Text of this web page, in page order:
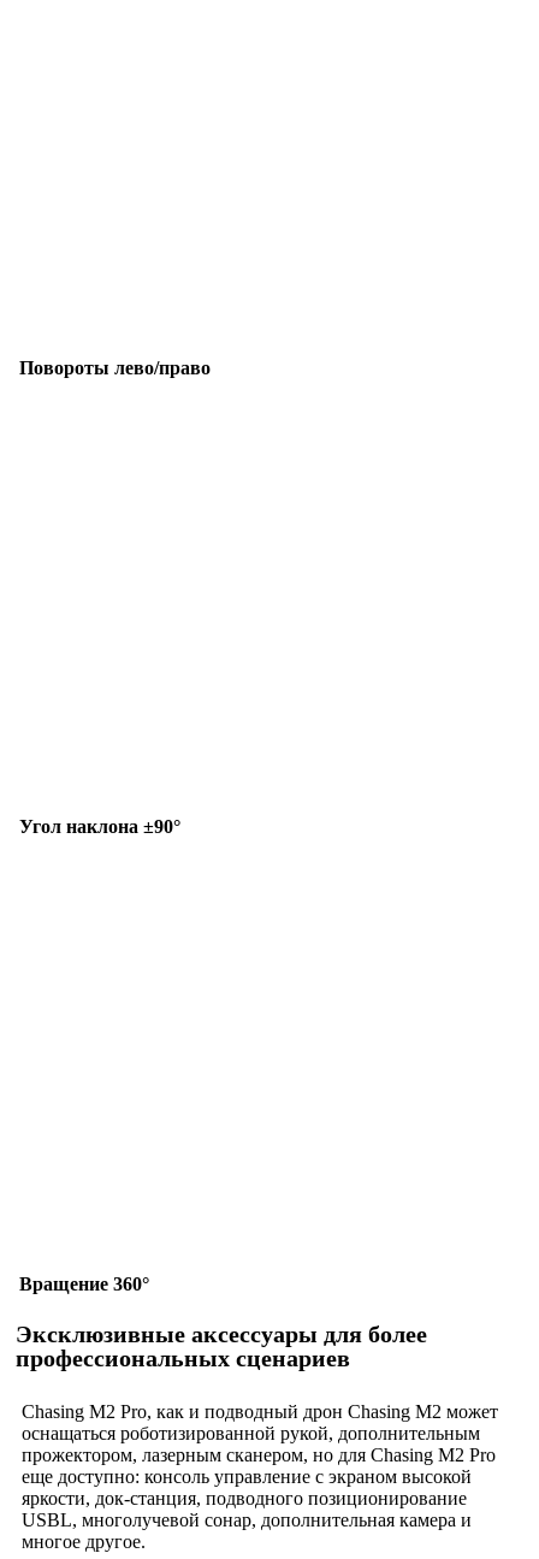
Повороты лево/право
Угол наклона ±90°
Вращение 360°
Эксклюзивные аксессуары для более
профессиональных сценариев
Chasing M2 Pro, как и подводный дрон Chasing M2 может
оснащаться роботизированной рукой, дополнительным
прожектором, лазерным сканером, но для Chasing M2 Pro
еще доступно: консоль управление с экраном высокой
яркости, док-станция, подводного позиционирование
USBL, многолучевой сонар, дополнительная камера и
многое другое.